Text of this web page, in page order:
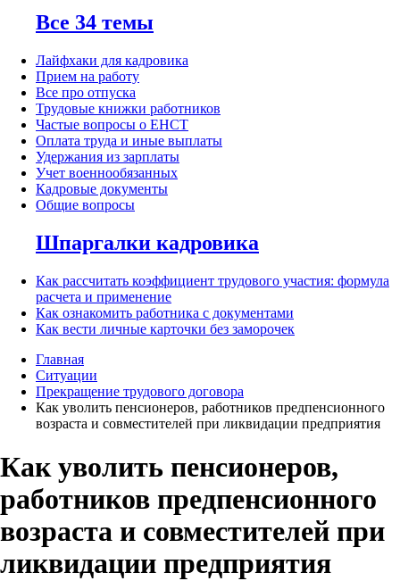
Все 34 темы
Лайфхаки для кадровика
Прием на работу
Все про отпуска
Трудовые книжки работников
Частые вопросы о ЕНСТ
Оплата труда и иные выплаты
Удержания из зарплаты
Учет военнообязанных
Кадровые документы
Общие вопросы
Шпаргалки кадровика
Как рассчитать коэффициент трудового участия: формула
расчета и применение
Как ознакомить работника с документами
Как вести личные карточки без заморочек
Главная
Ситуации
Прекращение трудового договора
Как уволить пенсионеров, работников предпенсионного
возраста и совместителей при ликвидации предприятия
Как уволить пенсионеров,
работников предпенсионного
возраста и совместителей при
ликвидации предприятия